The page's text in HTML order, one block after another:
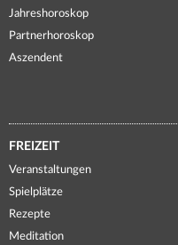
Jahreshoroskop
Partnerhoroskop
Aszendent
FREIZEIT
Veranstaltungen
Spielplätze
Rezepte
Meditation